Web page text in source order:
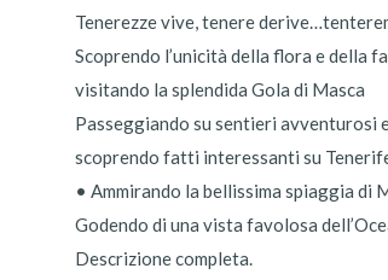
Tenerezze vive, tenere
Scoprendo l’unicità della flora e della
visitando la splendida Gola di Masca
Passeggiando su sentieri avventurosi
scoprendo fatti interessanti su
• Ammirando la bellissima spiaggia di
Godendo di una vista favolosa
Descrizione completa.